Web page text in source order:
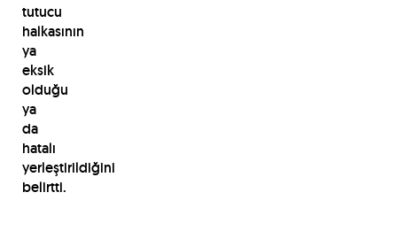
tutucu
halkasının
ya
eksik
olduğu
ya
da
hatalı
yerleştirildiğini
belirtti.